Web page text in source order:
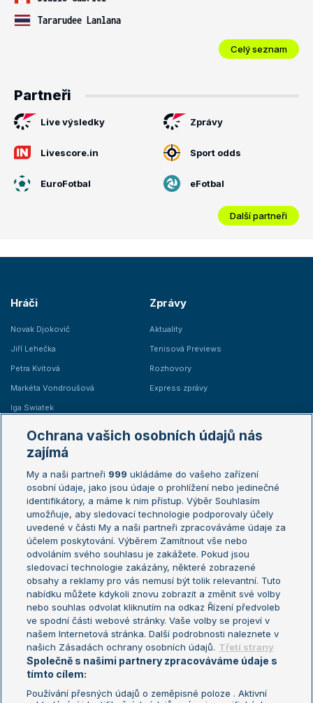
Tararudee Lanlana
Celý seznam
Partneři
Live výsledky Zprávy
Livescore.in Sport odds
EuroFotbal eFotbal
Další partneři
Hráči
Novak Djokovič
Jiří Lehečka
Petra Kvitová
Markéta Vondroušová
Iga Swiatek
Zprávy
Aktuality
Tenisová Previews
Rozhovory
Express zprávy
Žebříčky
Žebříček ATP (muži)
Žebříček WTA (ženy)
Sázkařský žebříček
Australian Open
French Open
Wimbledon
US Open
Turnaj mistrů
Turnaj mistryň
Aktualní trendy
Fotbalové přestupy
Livesport Daily
LS Prague Open
Ochrana vašich osobních údajů nás
zajímá
My a naši partneři 999 ukládáme do vašeho zařízení
osobní údaje, jako jsou údaje o prohlížení nebo jedinečné
identifikátory, a máme k nim přístup. Výběr Souhlasím
umožňuje, aby sledovací technologie podporovaly účely
uvedené v části My a naši partneři zpracováváme údaje za
účelem poskytování. Výběrem Zamítnout vše nebo
odvoláním svého souhlasu je zakážete. Pokud jsou
sledovací technologie zakázány, některé zobrazené
obsahy a reklamy pro vás nemusí být tolik relevantní. Tuto
nabídku můžete kdykoli znovu zobrazit a změnit své volby
nebo souhlas odvolat kliknutím na odkaz Řízení předvoleb
ve spodní části webové stránky. Vaše volby se projeví v
našem Internetová stránka. Další podrobnosti naleznete v
našich Zásadách ochrany osobních údajů. Třetí strany
Společně s našimi partnery zpracováváme údaje s
tímto cílem:
Používání přesných údajů o zeměpisné poloze . Aktivní